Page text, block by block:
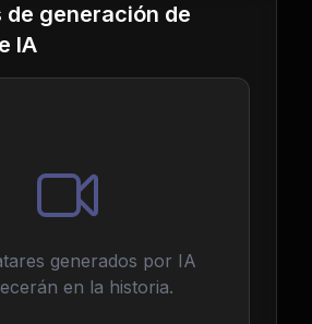
de generación de
IA
generados por IA
en la historia.